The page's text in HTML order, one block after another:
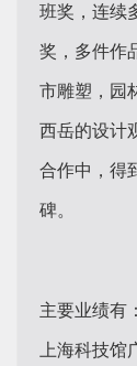
班奖，连续
奖，多件作
市雕塑，园
西岳的设计
合作中，得
碑。
主要业绩有
上海科技